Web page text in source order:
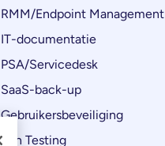
RMM/Endpoint Management
IT-documentatie
PSA/Servicedesk
SaaS-back-up
Gebruikersbeveiliging
Pen Testing